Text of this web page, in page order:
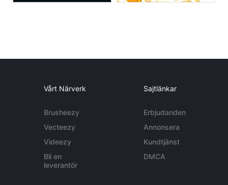
Vårt Närverk
Brusheezy
Vecteezy
Videezy
Bli en
leverantör
Sajtlänkar
Erbjudanden
Annonsera
Kundtjänst
DMCA